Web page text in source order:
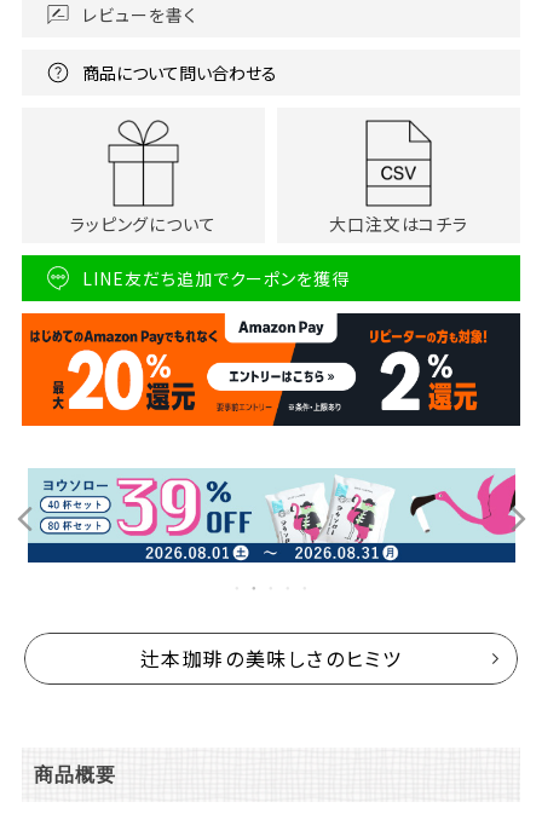
レビューを書く
商品について問い合わせる
ラッピングについて 大口注文はコチラ
LINE友だち追加でクーポンを獲得
辻本珈琲の美味しさのヒミツ
商品概要